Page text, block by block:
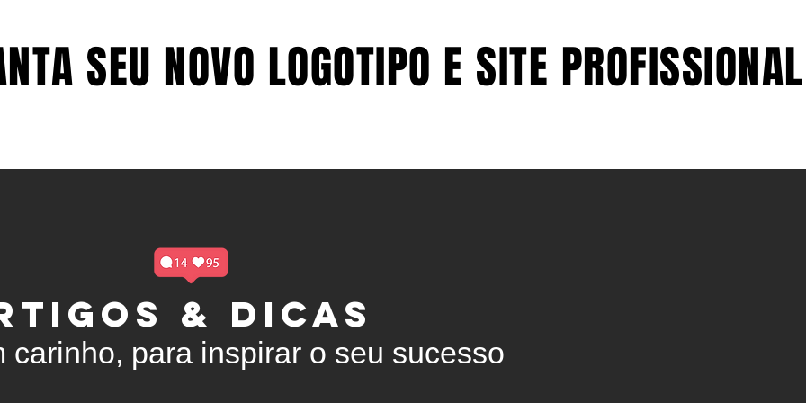
SEU NOVO LOGOTIPO E SITE PROFISSIONAL
SEU NOVO LOGOTIPO E SITE PROFISSIONAL
& DICAS
carinho, para inspirar o seu sucesso